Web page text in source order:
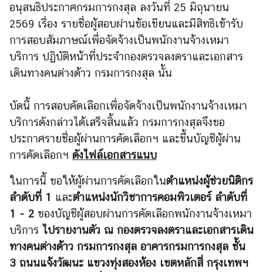
ก
า
ร
ป
ร
ช
า
ช
น
ร้
อ
ง
เ
รี
ย
น
​อนุสนธิประกาศกรมการกงสุล ลงวันที่ 25 มิถุนายน
2569 เรื่อง รายชื่อผู้สอบผ่านข้อเขียนและมีสิทธิเข้ารับ
การสอบสัมภาษณ์เพื่อจัดจ้างเป็นพนักงานจ้างเหมา
บริการ ปฏิบัติหน้าที่ประจำกองตรวจลงตราและเอกสาร
เดินทางคนต่างด้าว กรมการกงสุล นั้น
บัดนี้ การสอบคัดเลือกเพื่อจัดจ้างเป็นพนักงานจ้างเหมา
บริการดังกล่าวได้เสร็จสิ้นแล้ว กรมการกงสุลจึงขอ
ประกาศรายชื่อผู้ผ่านการคัดเลือกฯ และขึ้นบัญชีผู้ผ่าน
การคัดเลือกฯ ดังไฟล์เอกสารแนบ
​ในการนี้ ขอให้ผู้ผ่านการคัดเลือกในตำแหน่งผู้ช่วยนิติกร
ลำดับที่ 1 และตำแหน่งนักวิชาการคอมพิวเตอร์ ลำดับที่
1 - 2 ของบัญชีผู้สอบผ่านการคัดเลือกพนักงานจ้างเหมา
บริการ ไปรายงานตัว ณ กองตรวจลงตราและเอกสารเดิน
ทางคนต่างด้าว กรมการกงสุล อาคารกรมการกงสุล ชั้น
3 ถนนแจ้งวัฒนะ แขวงทุ่งสองห้อง เขตหลักสี่ กรุงเทพฯ